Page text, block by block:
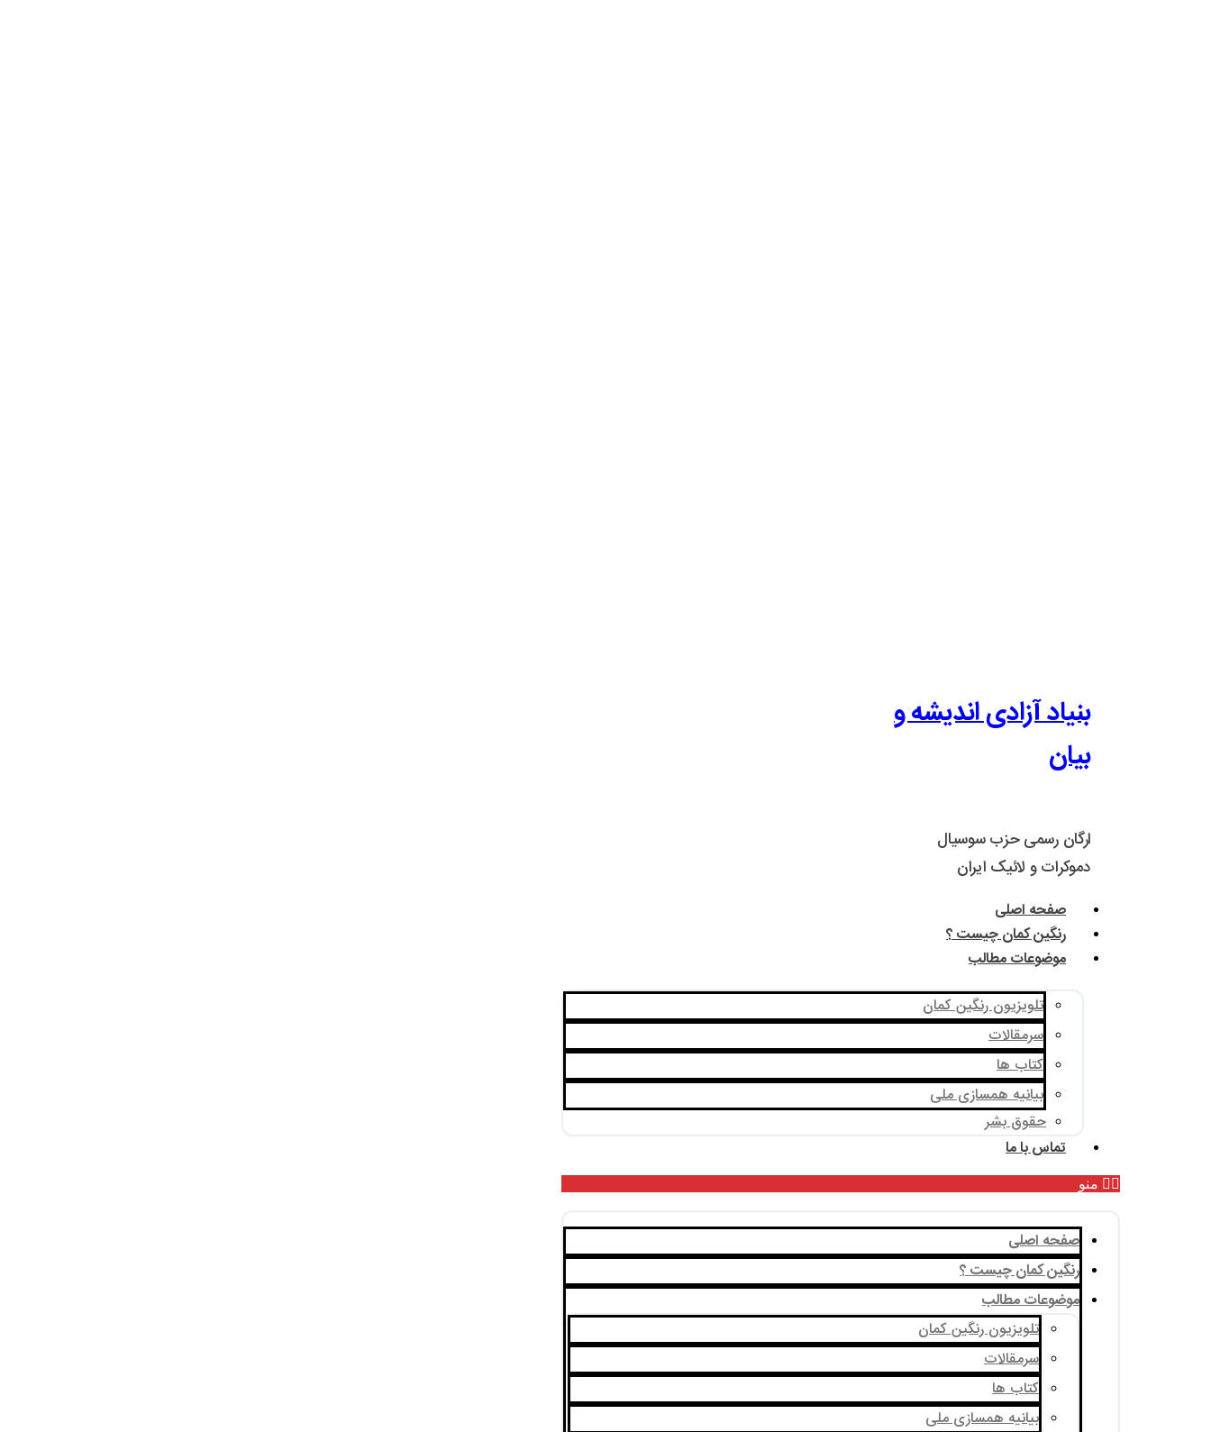
بنیاد آزادی اندیشه و
بیان
ارگان رسمی حزب سوسیال
دموکرات و لائیک ایران
صفحه اصلی
رنگین کمان چیست ؟
موضوعات مطالب
تلویزیون رنگین کمان
سرمقالات
کتاب ها
بیانیه همسازی ملی
حقوق بشر
تماس با ما
منو
صفحه اصلی
رنگین کمان چیست ؟
موضوعات مطالب
تلویزیون رنگین کمان
سرمقالات
کتاب ها
بیانیه همسازی ملی